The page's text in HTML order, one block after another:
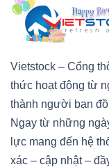
Vietstock – Cổng
thức hoạt động từ
thành người bạn
Ngay từ những
lực mang đến hệ
xác – cập nhật –